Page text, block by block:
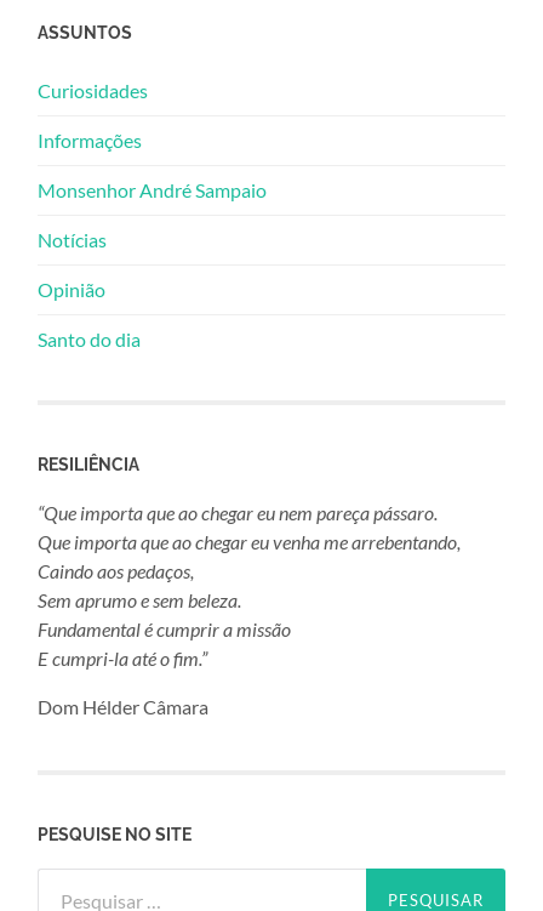
ASSUNTOS
Curiosidades
Informações
Monsenhor André Sampaio
Notícias
Opinião
Santo do dia
RESILIÊNCIA
“Que importa que ao chegar eu nem pareça pássaro.
Que importa que ao chegar eu venha me arrebentando,
Caindo aos pedaços,
Sem aprumo e sem beleza.
Fundamental é cumprir a missão
E cumpri-la até o fim.”
Dom Hélder Câmara
PESQUISE NO SITE